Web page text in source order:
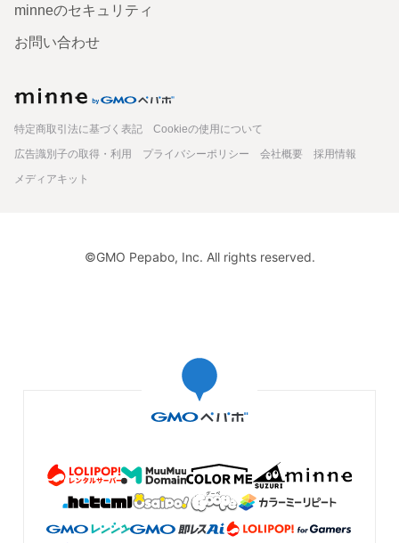
minneのセキュリティ
お問い合わせ
特定商取引法に基づく表記
Cookieの使用について
広告識別子の取得・利用
プライバシーポリシー 会社概要
採用情報
メディアキット
©GMO Pepabo, Inc. All rights reserved.